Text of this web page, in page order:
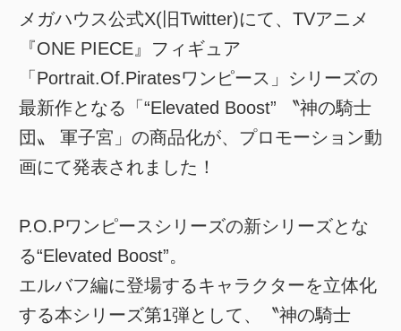
メガハウス公式X(旧Twitter)にて、TVアニメ
『ONE PIECE』フィギュア
「Portrait.Of.Piratesワンピース」シリーズの
最新作となる「“Elevated Boost” 〝神の騎士
団〟 軍子宮」の商品化が、プロモーション動
画にて発表されました！
P.O.Pワンピースシリーズの新シリーズとな
る“Elevated Boost”。
エルバフ編に登場するキャラクターを立体化
する本シリーズ第1弾として、〝神の騎士